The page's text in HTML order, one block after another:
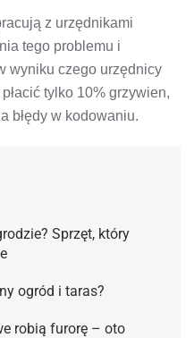
z urzędnikami
tego problemu i
wyniku czego urzędnicy
tylko 10% grzywien,
błędy w kodowaniu.
Sprzęt, który
ogród i taras?
robią furorę – oto